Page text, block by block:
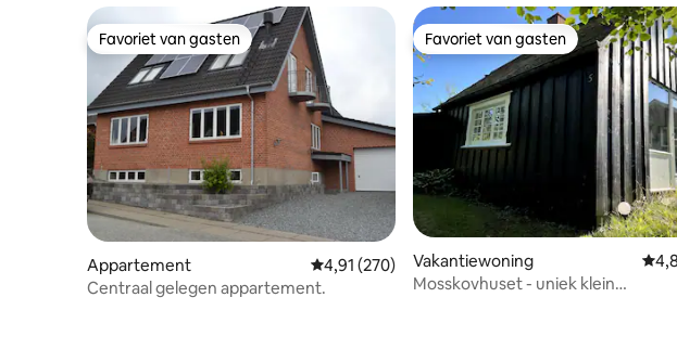
Favoriet van gasten
Favoriet van gasten
Appartement Gemiddelde beoordeling van 4,91 op 5, 270
4,91 (270)
Centraal gelegen appartement.
Favoriet van gasten
Favoriet van gasten
Vakantiewoning
Mosskovhuset - uniek klein